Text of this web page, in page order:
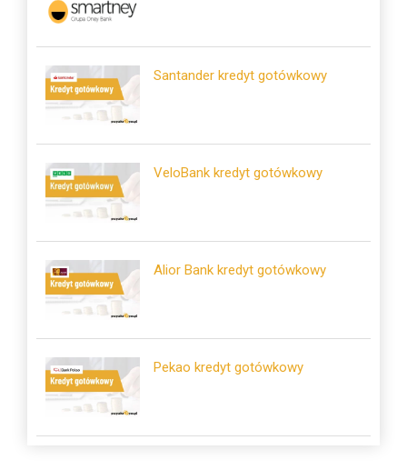
Santander kredyt gotówkowy
VeloBank kredyt gotówkowy
Alior Bank kredyt gotówkowy
Pekao kredyt gotówkowy